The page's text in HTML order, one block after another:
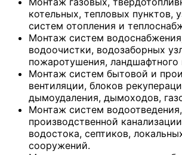
котельных, тепловых пунктов,
систем отопления и
Монтаж систем
водоочистки, водозаборных
пожаротушения, ландшафтного
Монтаж систем бытовой и
вентиляции, блоков
дымоудаления, дымоходов,
Монтаж систем
производственной
водостока, септиков,
сооружений.